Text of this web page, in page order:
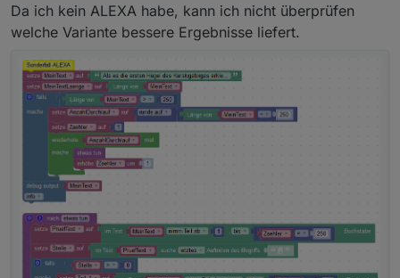
Da ich kein ALEXA habe, kann ich nicht überprüfen
welche Variante bessere Ergebnisse liefert.